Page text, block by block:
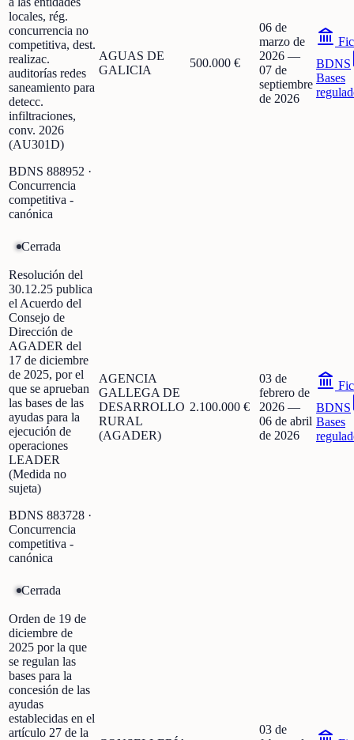
locales, rég.
concurrencia no
competitiva, dest.
realizac.
auditorías redes
saneamiento para
detecc.
infiltraciones,
conv. 2026
(AU301D)
BDNS 888952 ·
Concurrencia
competitiva -
canónica
AGUAS DE
GALICIA
500.000 €
06 de
marzo de
2026 —
07 de
septiembre
de 2026
BDNS
Bases
Cerrada
Resolución del
30.12.25 publica
el Acuerdo del
Consejo de
Dirección de
AGADER del
17 de diciembre
de 2025, por el
que se aprueban
las bases de las
ayudas para la
ejecución de
operaciones
LEADER
(Medida no
sujeta)
BDNS 883728 ·
Concurrencia
competitiva -
canónica
AGENCIA
GALLEGA DE
DESARROLLO
RURAL
(AGADER)
2.100.000 €
03 de
febrero de
2026 —
06 de abril
de 2026
BDNS
Bases
Cerrada
Orden de 19 de
diciembre de
2025 por la que
se regulan las
bases para la
concesión de las
ayudas
establecidas en el
artículo 27 de la
03 de